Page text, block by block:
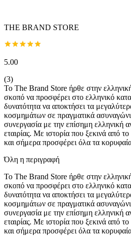
THE BRAND STORE
5.00
(3)
Το The Brand Store ήρθε στην
σκοπό να προσφέρει στο ελληνικό
δυνατότητα να αποκτήσει τα
κοσμημάτων σε πραγματικά
συνεργασία με την επίσημη ελληνική
εταιρίας. Με ιστορία που ξεκινά από
και σήμερα προσφέρει όλα τα
Όλη η περιγραφή
Το The Brand Store ήρθε στην
σκοπό να προσφέρει στο ελληνικό
δυνατότητα να αποκτήσει τα
κοσμημάτων σε πραγματικά
συνεργασία με την επίσημη ελληνική
εταιρίας. Με ιστορία που ξεκινά από
και σήμερα προσφέρει όλα τα